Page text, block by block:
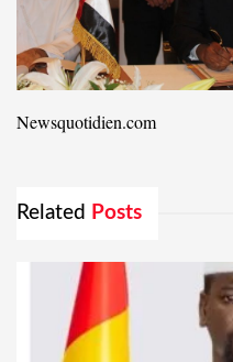
Newsquotidien.com
Related Posts